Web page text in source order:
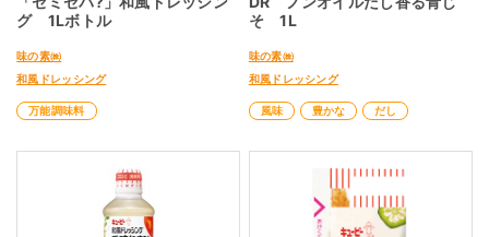
グ 1Lボトル
味の素㈱
和風ドレッシング
万能調味料
そ 1L
味の素㈱
和風ドレッシング
風味 豊かな だし